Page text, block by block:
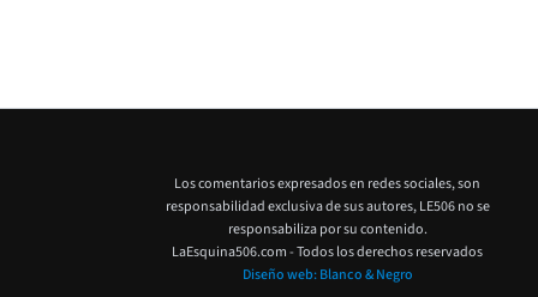
Los comentarios expresados en redes sociales, son
responsabilidad exclusiva de sus autores,LE506 no se
responsabiliza por su contenido.
LaEsquina506.com - Todos los derechos reservados
Diseño web: Blanco & Negro